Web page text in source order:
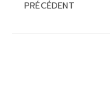
PRÉCÉDENT